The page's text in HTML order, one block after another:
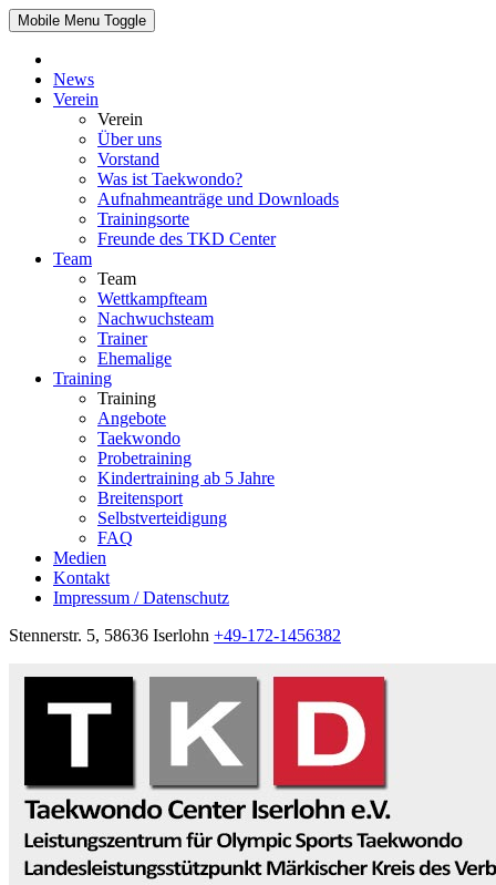
Mobile Menu Toggle
News
Verein
Verein
Über uns
Vorstand
Was ist Taekwondo?
Aufnahmeanträge und Downloads
Trainingsorte
Freunde des TKD Center
Team
Team
Wettkampfteam
Nachwuchsteam
Trainer
Ehemalige
Training
Training
Angebote
Taekwondo
Probetraining
Kindertraining ab 5 Jahre
Breitensport
Selbstverteidigung
FAQ
Medien
Kontakt
Impressum / Datenschutz
Stennerstr. 5, 58636 Iserlohn +49-172-1456382